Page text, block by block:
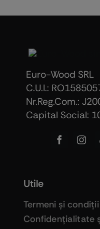
Euro-Wood SRL
C.U.I.:
Nr.Reg.Com.:
Capital Social:
Utile
Termeni şi
Confidenţialitate